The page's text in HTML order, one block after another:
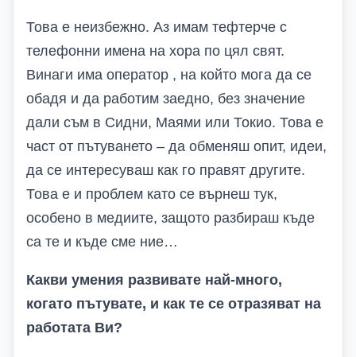
Това е неизбежно. Аз имам тефтерче с
телефонни имена на хора по цял свят.
Винаги има оператор , на който мога да се
обадя и да работим заедно, без значение
дали съм в Сидни, Маями или Токио. Това е
част от пътуването – да обменяш опит, идеи,
да се интересуваш как го правят другите.
Това е и проблем като се върнеш тук,
особено в медиите, защото разбираш къде
са те и къде сме ние…
Какви умения развивате най-много,
когато пътувате, и как те се отразяват на
работата Ви?